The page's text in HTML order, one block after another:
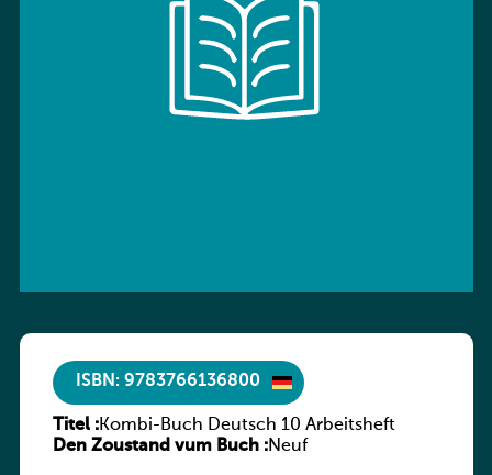
ISBN: 9783766136800
Titel :Kombi-Buch Deutsch 10 Arbeitsheft
Den Zoustand vum Buch :Neuf